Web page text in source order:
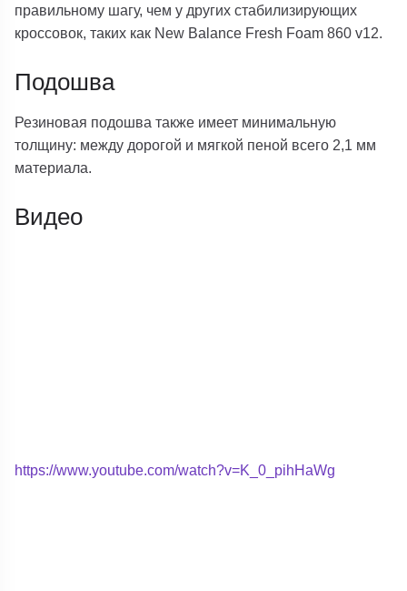
правильному шагу, чем у других стабилизирующих
кроссовок, таких как New Balance Fresh Foam 860 v12.
Подошва
Резиновая подошва также имеет минимальную
толщину: между дорогой и мягкой пеной всего 2,1 мм
материала.
Видео
https://www.youtube.com/watch?v=K_0_pihHaWg